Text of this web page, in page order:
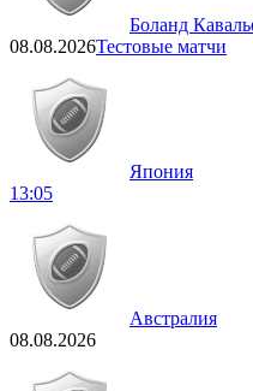
Боланд
08.08.2026Тестовые матчи
Япония
13:05
Австралия
08.08.2026